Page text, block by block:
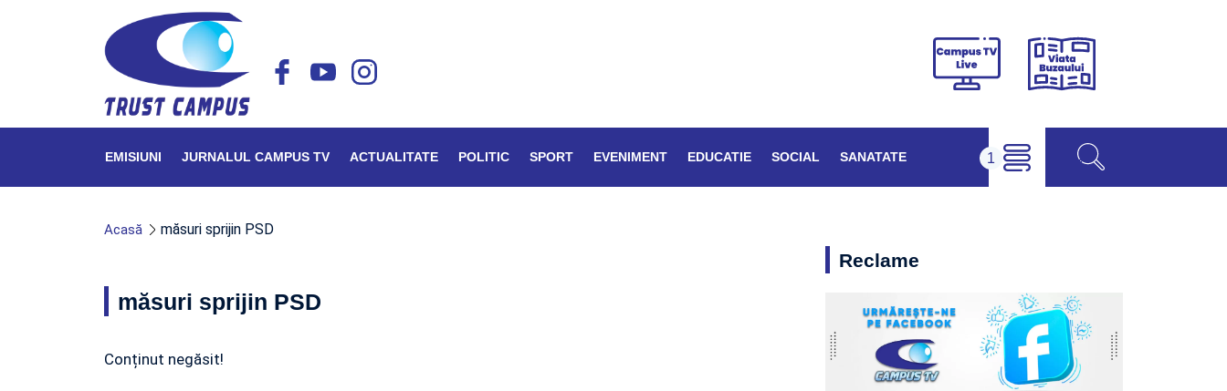
Campus
Viața
EMISIUNI JURNALUL CAMPUS TV ACTUALITATE POLITIC SPORT EVENIMENT EDUCATIE SOCIAL SANATATE
Acasă măsuri sprijin PSD
măsuri sprijin PSD
Conținut negăsit!
Reclame